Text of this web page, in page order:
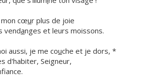
cœur plus de joie
vendanges et leurs moissons.
aussi, je me couche et je dors, *
d'habiter, Seigneur,